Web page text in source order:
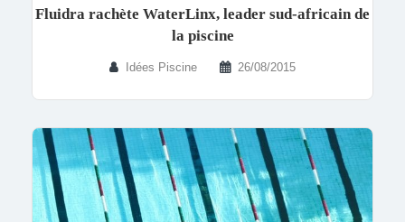
Fluidra rachète WaterLinx, leader sud-africain de
la piscine
Idées Piscine 26/08/2015